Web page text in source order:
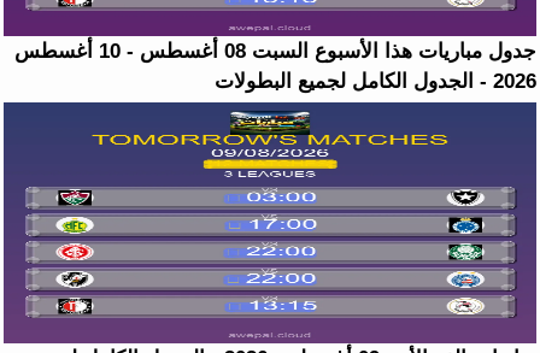
جدول مباريات هذا الأسبوع السبت 08 أغسطس - 10 أغسطس
2026 - الجدول الكامل لجميع البطولات